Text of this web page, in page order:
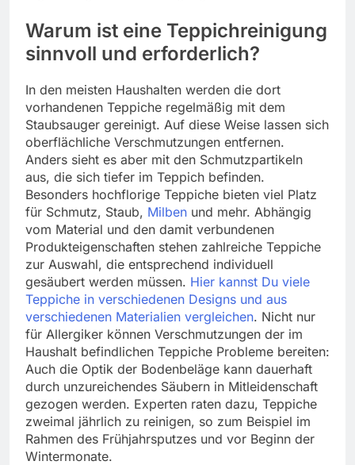
Warum ist eine Teppichreinigung
sinnvoll und erforderlich?
In den meisten Haushalten werden die dort
vorhandenen Teppiche regelmäßig mit dem
Staubsauger gereinigt. Auf diese Weise lassen sich
oberflächliche Verschmutzungen entfernen.
Anders sieht es aber mit den Schmutzpartikeln
aus, die sich tiefer im Teppich befinden.
Besonders hochflorige Teppiche bieten viel Platz
für Schmutz, Staub, Milben und mehr. Abhängig
vom Material und den damit verbundenen
Produkteigenschaften stehen zahlreiche Teppiche
zur Auswahl, die entsprechend individuell
gesäubert werden müssen. Hier kannst Du viele
Teppiche in verschiedenen Designs und aus
verschiedenen Materialien vergleichen. Nicht nur
für Allergiker können Verschmutzungen der im
Haushalt befindlichen Teppiche Probleme bereiten:
Auch die Optik der Bodenbeläge kann dauerhaft
durch unzureichendes Säubern in Mitleidenschaft
gezogen werden. Experten raten dazu, Teppiche
zweimal jährlich zu reinigen, so zum Beispiel im
Rahmen des Frühjahrsputzes und vor Beginn der
Wintermonate.